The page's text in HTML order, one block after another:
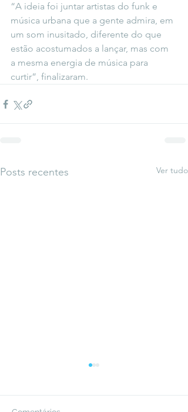
“A ideia foi juntar artistas do funk e
música urbana que a gente admira, em
um som inusitado, diferente do que
estão acostumados a lançar, mas com
a mesma energia de música para
curtir”, finalizaram.
Posts recentes Ver tudo